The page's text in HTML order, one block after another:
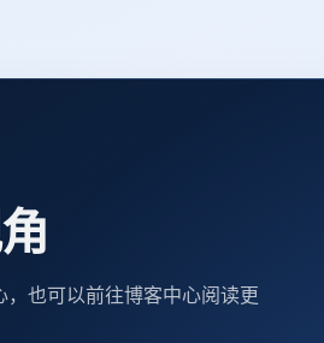
也可以前往博客中心阅读更